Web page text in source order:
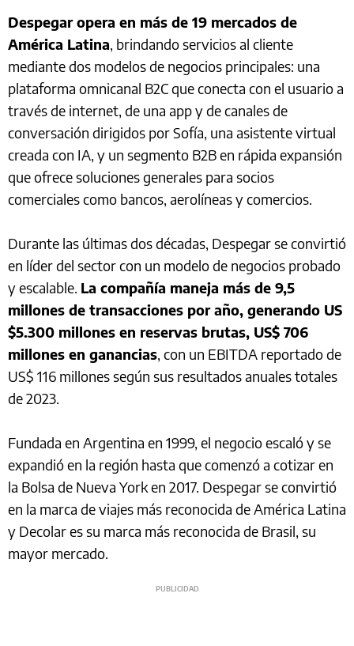
Despegar opera en más de 19 mercados de
América Latina, brindando servicios al cliente
mediante dos modelos de negocios principales: una
plataforma omnicanal B2C que conecta con el usuario a
través de internet, de una app y de canales de
conversación dirigidos por Sofía, una asistente virtual
creada con IA, y un segmento B2B en rápida expansión
que ofrece soluciones generales para socios
comerciales como bancos, aerolíneas y comercios.
Durante las últimas dos décadas, Despegar se convirtió
en líder del sector con un modelo de negocios probado
y escalable. La compañía maneja más de 9,5
millones de transacciones por año, generando US
$5.300 millones en reservas brutas, US$ 706
millones en ganancias, con un EBITDA reportado de
US$ 116 millones según sus resultados anuales totales
de 2023.
Fundada en Argentina en 1999, el negocio escaló y se
expandió en la región hasta que comenzó a cotizar en
la Bolsa de Nueva York en 2017. Despegar se convirtió
en la marca de viajes más reconocida de América Latina
y Decolar es su marca más reconocida de Brasil, su
mayor mercado.